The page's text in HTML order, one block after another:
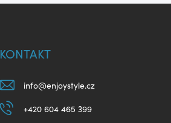
KONTAKT
info@enjoystyle.cz
+420 604 465 399